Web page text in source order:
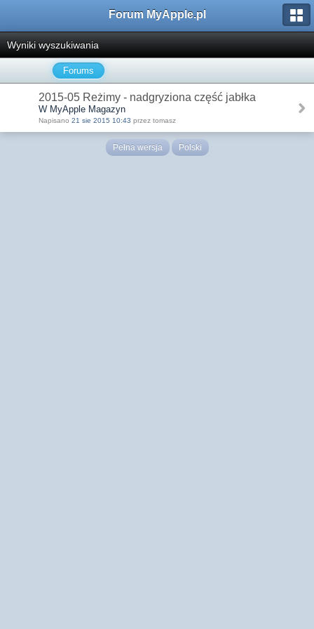
Forum MyApple.pl
Wyniki wyszukiwania
Forums
2015-05 Reżimy - nadgryziona część jabłka
W MyApple Magazyn
Napisano 21 sie 2015 10:43 przez tomasz
Pełna wersja Polski